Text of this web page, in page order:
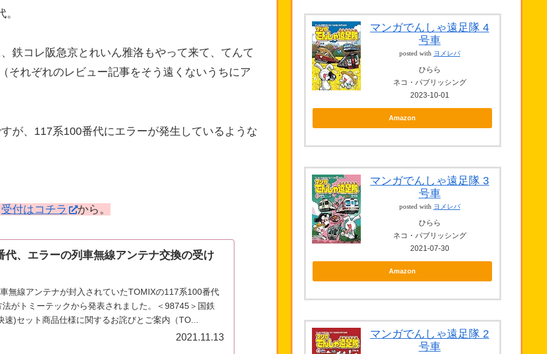
鉄コレ阪急京とれいん雅洛もやって来て、てんて
それぞれのレビュー記事をそう遠くないうちにア
が、117系100番代にエラーが発生しているような
受付はコチラ から。
代、エラーの列車無線アンテナ交換の受け
無線アンテナが封入されていたTOMIXの117系100番代
がトミーテックから発表されました。＜98745＞国鉄
速)セット商品仕様に関するお詫びとご案内（TO...
2021.11.13
マンガでんしゃ遠足隊 4
号車
posted with ヨメレバ
ひらら
ネコ・パブリッシング
2023-10-01
Amazon
マンガでんしゃ遠足隊 3
号車
posted with ヨメレバ
ひらら
ネコ・パブリッシング
2021-07-30
Amazon
マンガでんしゃ遠足隊 2
号車